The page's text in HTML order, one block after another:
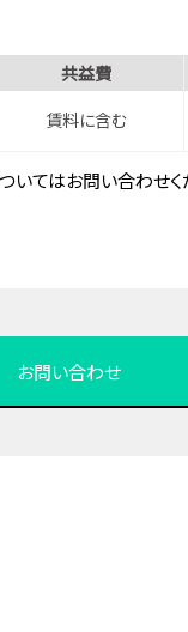
共益費
賃料に含む
てはお問い合わせく
お問い合わせ